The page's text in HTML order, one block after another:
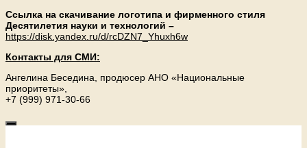
Ссылка на скачивание логотипа и фирменного стиля
Десятилетия науки и технологий –
https://disk.yandex.ru/d/rcDZN7_Yhuxh6w
Контакты для СМИ:
Ангелина Беседина, продюсер АНО «Национальные
приоритеты»,
+7 (999) 971-30-66